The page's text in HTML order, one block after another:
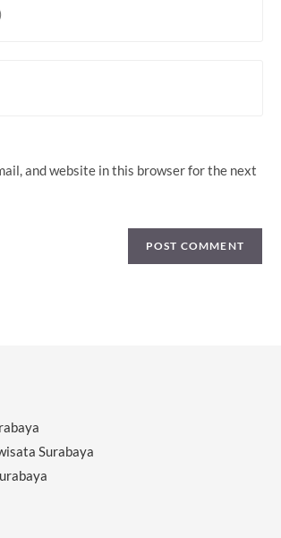
and website in this browser for the next
Surabaya